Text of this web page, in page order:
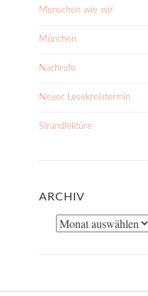
Menschen wie wir
München
Nachrufe
Neuer Lesekreistermin
Strandlektüre
ARCHIV
Archiv